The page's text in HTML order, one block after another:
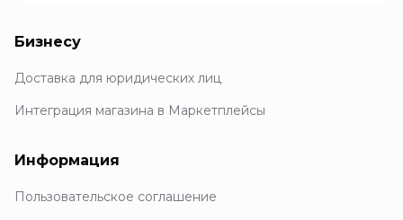
Бизнесу
Доставка для юридических лиц
Интеграция магазина в Маркетплейсы
Информация
Пользовательское соглашение